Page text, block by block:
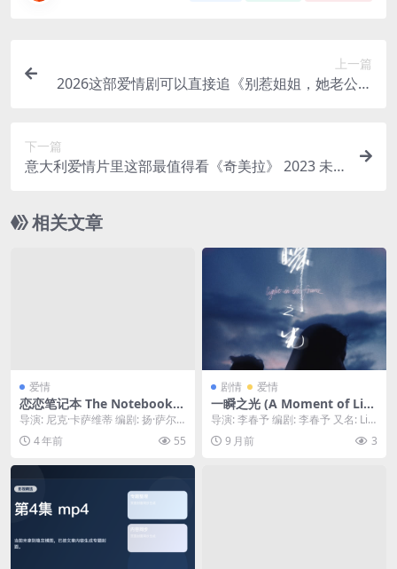
上一篇
2026这部爱情剧可以直接追《别惹姐姐，她老公是
下一篇
意大利爱情片里这部最值得看《奇美拉》 2023 未
相关文章
爱情
恋恋笔记本 The Notebook
(2004) 中字 1080P
导演: 尼克·卡萨维蒂 编剧: 扬·萨尔
迪 / 杰里米·莱文 / 尼古拉斯·斯帕...
4 年前 55
剧情 爱情
一瞬之光 (A Moment of Lig
ht) – 2025 – 剧情 – 1080P全
网高分必看 – 夸克网盘/百度
网盘免费下载 | 4ho电影资源
导演: 李春予 编剧: 李春予 又名: Lig
ht in the Frame /...
9 月前 3